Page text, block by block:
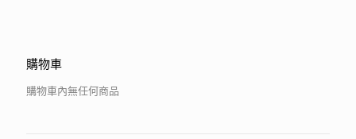
購物車
購物車內無任何商品